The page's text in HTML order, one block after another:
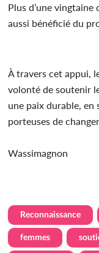
Plus d’une
aussi bénéficié du
À travers cet appui,
volonté de soutenir
une paix durable, en
porteuses de
Wassimagnon
Reconnaissance
femmes